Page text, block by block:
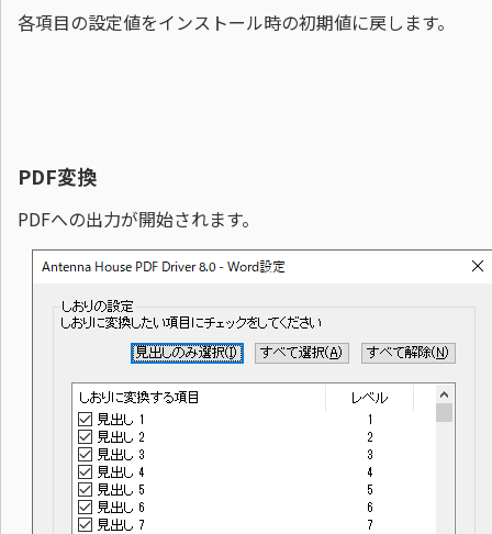
各項目の設定値をインストール時の初期値に戻します。
PDF変換
PDFへの出力が開始されます。